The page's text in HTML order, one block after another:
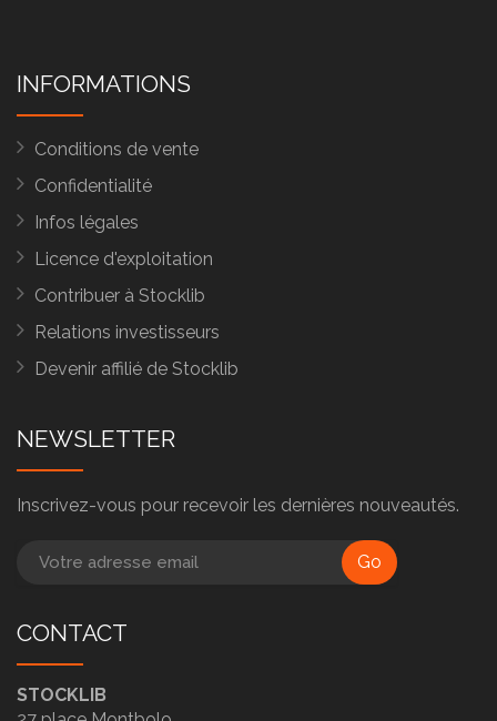
INFORMATIONS
Conditions de vente
Confidentialité
Infos légales
Licence d'exploitation
Contribuer à Stocklib
Relations investisseurs
Devenir affilié de Stocklib
NEWSLETTER
Inscrivez-vous pour recevoir les dernières nouveautés.
Go
CONTACT
STOCKLIB